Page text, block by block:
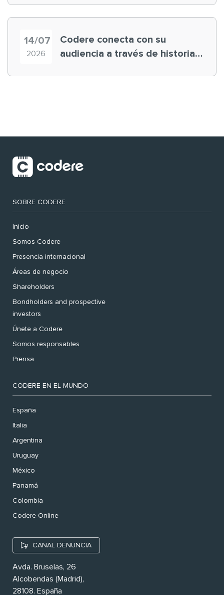
14/07
2026
Codere conecta con su
audiencia a través de historias
SOBRE CODERE
Inicio
Somos Codere
Presencia internacional
Áreas de negocio
Shareholders
Bondholders and prospective
investors
Únete a Codere
Somos responsables
Prensa
CODERE EN EL MUNDO
España
Italia
Argentina
Uruguay
México
Panamá
Colombia
Codere Online
CANAL DENUNCIA
Avda. Bruselas, 26
Alcobendas (Madrid),
28108. España